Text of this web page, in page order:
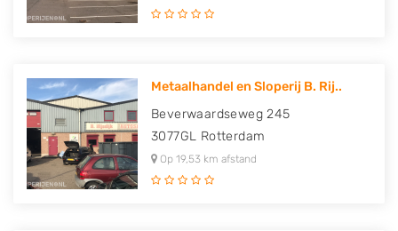
Metaalhandel en Sloperij B. Rij..
Beverwaardseweg 245
3077GL Rotterdam
Op 19,53 km afstand